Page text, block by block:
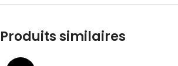
Produits similaires